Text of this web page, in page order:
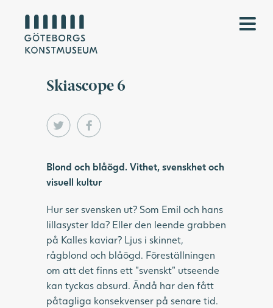
Skiascope 6
Blond och blåögd. Vithet, svenskhet och
visuell kultur
Hur ser svensken ut? Som Emil och hans
lillasyster Ida? Eller den leende grabben
på Kalles kaviar? Ljus i skinnet,
rågblond och blåögd. Föreställningen
om att det finns ett ”svenskt” utseende
kan tyckas absurd. Ändå har den fått
påtagliga konsekvenser på senare tid.